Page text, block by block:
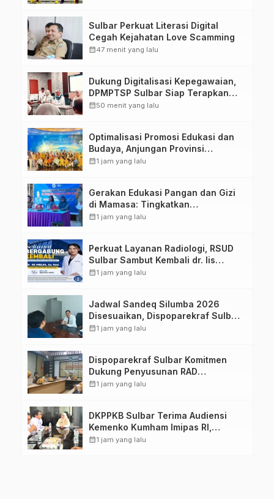
Sulbar Perkuat Literasi Digital
Cegah Kejahatan Love Scamming
calendar_month47 menit yang lalu
Dukung Digitalisasi Kepegawaian,
DPMPTSP Sulbar Siap Terapkan
Aplikasi FLEKSI ASN
calendar_month50 menit yang lalu
Optimalisasi Promosi Edukasi dan
Budaya, Anjungan Provinsi
Sulawesi Barat Perkuat Kolaborasi
calendar_month1 jam yang lalu
Gerakan Edukasi Pangan dan Gizi
di Mamasa: Tingkatkan
Pengetahuan dan Keterampilan
calendar_month1 jam yang lalu
Perkuat Layanan Radiologi, RSUD
Sulbar Sambut Kembali dr. Iis
Imelda, Sp.Rad
calendar_month1 jam yang lalu
Jadwal Sandeq Silumba 2026
Disesuaikan, Dispoparekraf Sulbar
Pastikan Persiapan Tetap
calendar_month1 jam yang lalu
Dispoparekraf Sulbar Komitmen
Dukung Penyusunan RAD
TPB/SDGs Sulawesi Barat
calendar_month1 jam yang lalu
DKPPKB Sulbar Terima Audiensi
Kemenko Kumham Imipas RI,
Perkuat Pelayanan Kesehatan bagi
calendar_month1 jam yang lalu